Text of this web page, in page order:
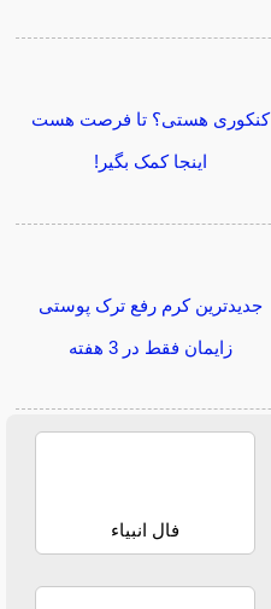
کنکوری هستی؟ تا فرصت هست
اینجا کمک بگیر!
جدیدترین کرم رفع ترک پوستی
زایمان فقط در 3 هفته
فال انبیاء